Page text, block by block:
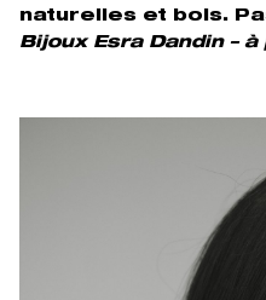
naturelles et bois.
Bijoux Esra Dandin –